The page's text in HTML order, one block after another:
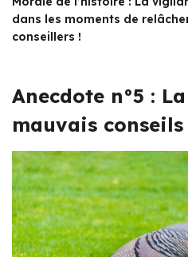
dans les moments de
conseillers !
Anecdote n°5 :
mauvais conseils